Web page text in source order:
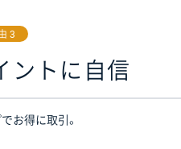
3
ントに自信
お得に取引。